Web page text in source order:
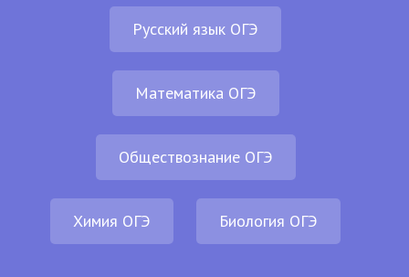
Русский язык ОГЭ
Математика ОГЭ
Обществознание ОГЭ
Химия ОГЭ Биология ОГЭ